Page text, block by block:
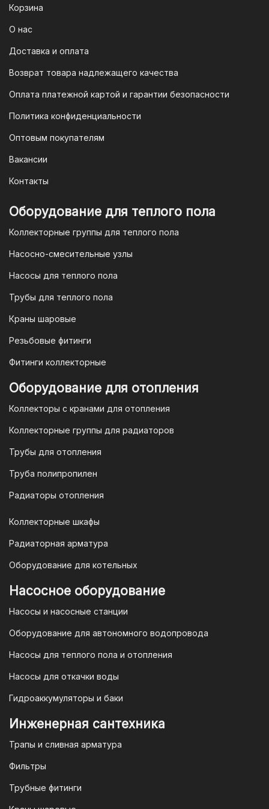
предоставлен QR-код. Просто
доступен для большинства российских
3. Оплата по QR-коду
— это QR-код. После оформления
заказа мы предоставим вам
уникальный QR-код, который можно
приложении вашего банка. Это быстро,
удобно и безопасно.
юридических лиц
Для наших корпоративных клиентов
мы предлагаем безналичную оплату по
выставим вам счет, который можно
оплатить в течение 3 рабочих дней.
организаций и ИП необходимо
связаться с оптовым отделом
электронную почту
opt@mail.ru
Гарантия и условия гарантии
магазине "TIM-com Россия" Вы можете
быть уверены в том, что мы действуем
в рамках действующего
Законодательства Российской
Федерации и Ваши права, как
отопительной техники (котлы, газовые
монтажа, необходимо вызывать
специалиста из
ЦЕНТРА на первый запуск
оборудования (пуско-наладочные
Корзина
О нас
Доставка и оплата
Возврат товара надлежащего качества
Оплата платежной картой и гарантии безопасности
Политика конфиденциальности
Оптовым покупателям
Вакансии
Контакты
Оборудование для теплого пола
Коллекторные группы для теплого пола
Насосно-смесительные узлы
Насосы для теплого пола
Трубы для теплого пола
Краны шаровые
Резьбовые фитинги
Фитинги коллекторные
Оборудование для отопления
Коллекторы с кранами для отопления
Коллекторные группы для радиаторов
Трубы для отопления
Труба полипропилен
Радиаторы отопления
Коллекторные шкафы
Радиаторная арматура
Оборудование для котельных
Насосное оборудование
Насосы и насосные станции
Оборудование для автономного водопровода
Насосы для теплого пола и отопления
Насосы для откачки воды
Гидроаккумуляторы и баки
Инженерная сантехника
Трапы и сливная арматура
Фильтры
Трубные фитинги